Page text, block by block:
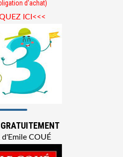
d'achat)
ICI<<<
d'Emile COUÉ